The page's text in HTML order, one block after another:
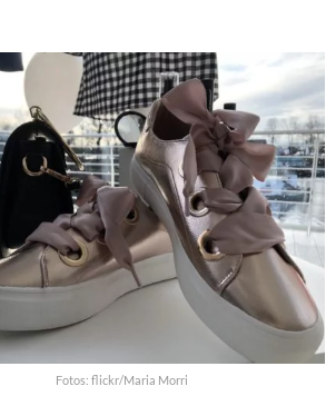
Fotos: flickr/Maria Morri